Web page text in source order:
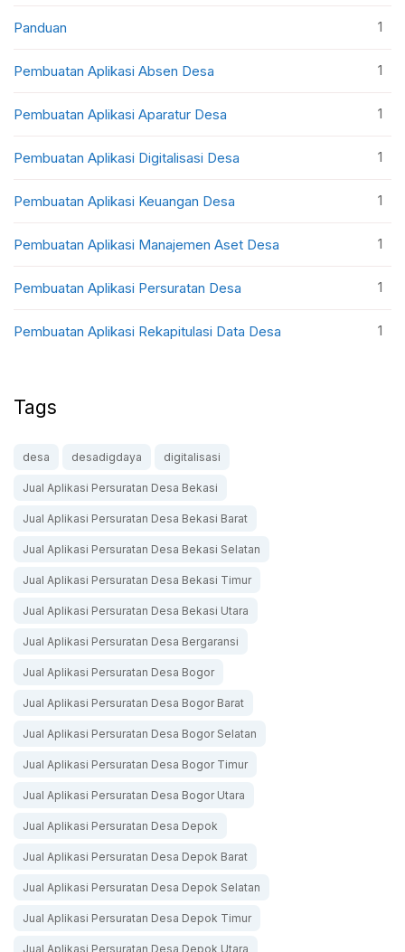
Panduan 1
Pembuatan Aplikasi Absen Desa 1
Pembuatan Aplikasi Aparatur Desa 1
Pembuatan Aplikasi Digitalisasi Desa 1
Pembuatan Aplikasi Keuangan Desa 1
Pembuatan Aplikasi Manajemen Aset Desa 1
Pembuatan Aplikasi Persuratan Desa 1
Pembuatan Aplikasi Rekapitulasi Data Desa 1
Tags
desa desadigdaya digitalisasi
Jual Aplikasi Persuratan Desa Bekasi
Jual Aplikasi Persuratan Desa Bekasi Barat
Jual Aplikasi Persuratan Desa Bekasi Selatan
Jual Aplikasi Persuratan Desa Bekasi Timur
Jual Aplikasi Persuratan Desa Bekasi Utara
Jual Aplikasi Persuratan Desa Bergaransi
Jual Aplikasi Persuratan Desa Bogor
Jual Aplikasi Persuratan Desa Bogor Barat
Jual Aplikasi Persuratan Desa Bogor Selatan
Jual Aplikasi Persuratan Desa Bogor Timur
Jual Aplikasi Persuratan Desa Bogor Utara
Jual Aplikasi Persuratan Desa Depok
Jual Aplikasi Persuratan Desa Depok Barat
Jual Aplikasi Persuratan Desa Depok Selatan
Jual Aplikasi Persuratan Desa Depok Timur
Jual Aplikasi Persuratan Desa Depok Utara